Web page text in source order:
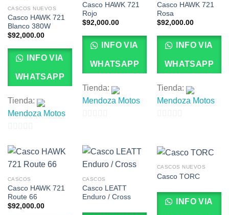
CASCOS NUEVOS
Casco HAWK 721
Blanco 380W
$92,000.00
INFO VIA
WHATSAPP
Tienda:
Mendoza Motos
de
5
Casco HAWK 721
Rojo
$92,000.00
INFO VIA
WHATSAPP
Tienda:
Mendoza Motos
5
Casco HAWK 721
Rosa
$92,000.00
INFO VIA
WHATSAPP
Tienda:
Mendoza Motos
5
CASCOS
Casco HAWK 721
Route 66
$92,000.00
CASCOS
Casco LEATT
Enduro / Cross
CASCOS NUEVOS
Casco TORC
INFO VIA